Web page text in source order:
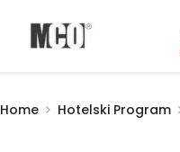
Home Hotelski Program